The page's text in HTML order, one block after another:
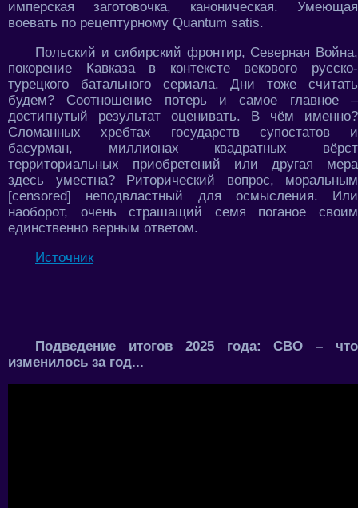
имперская заготовочка, каноническая. Умеющая
воевать по рецептурному Quantum satis.
Польский и сибирский фронтир, Северная Война,
покорение Кавказа в контексте векового русско-
турецкого батального сериала. Дни тоже считать
будем? Соотношение потерь и самое главное –
достигнутый результат оценивать. В чём именно?
Сломанных хребтах государств супостатов и
басурман, миллионах квадратных вёрст
территориальных приобретений или другая мера
здесь уместна? Риторический вопрос, моральным
[censored] неподвластный для осмысления. Или
наоборот, очень страшащий семя поганое своим
единственно верным ответом.
Источник
Подведение итогов 2025 года: СВО – что
изменилось за год...